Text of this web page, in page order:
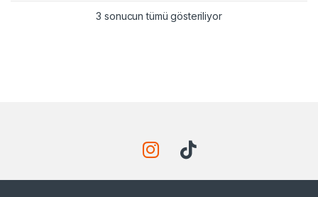
3 sonucun tümü gösteriliyor